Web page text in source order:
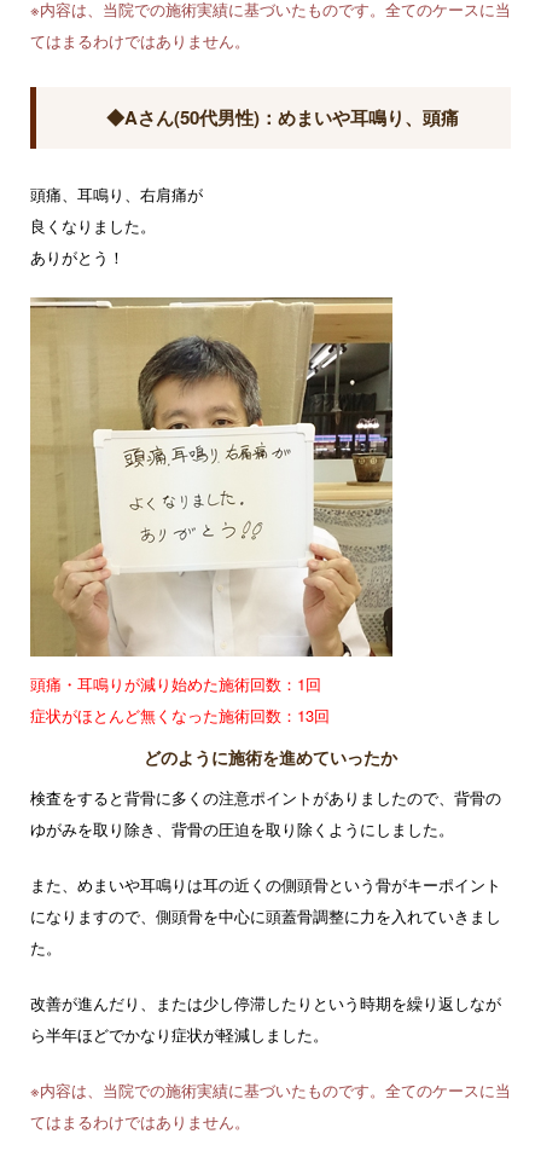
※内容は、当院での施術実績に基づいたものです。全てのケースに当
てはまるわけではありません。
◆Aさん(50代男性)：めまいや耳鳴り、頭痛
頭痛、耳鳴り、右肩痛が
良くなりました。
ありがとう！
頭痛・耳鳴りが減り始めた施術回数：1回
症状がほとんど無くなった施術回数：13回
どのように施術を進めていったか
検査をすると背骨に多くの注意ポイントがありましたので、背骨の
ゆがみを取り除き、背骨の圧迫を取り除くようにしました。
また、めまいや耳鳴りは耳の近くの側頭骨という骨がキーポイント
になりますので、側頭骨を中心に頭蓋骨調整に力を入れていきまし
た。
改善が進んだり、または少し停滞したりという時期を繰り返しなが
ら半年ほどでかなり症状が軽減しました。
※内容は、当院での施術実績に基づいたものです。全てのケースに当
てはまるわけではありません。